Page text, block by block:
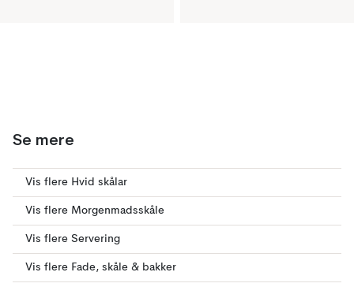
Se mere
Vis flere Hvid skålar
Vis flere Morgenmadsskåle
Vis flere Servering
Vis flere Fade, skåle & bakker